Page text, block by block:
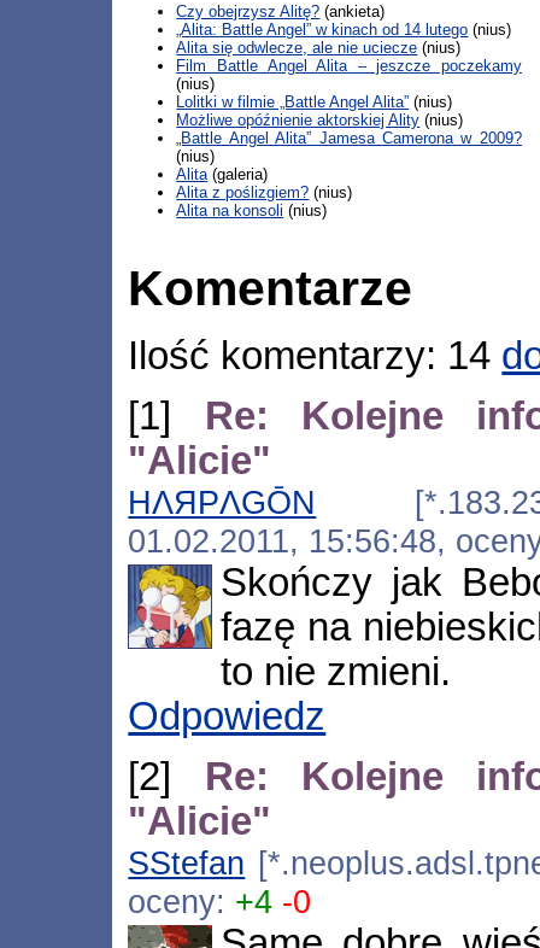
Czy obejrzysz Alitę? (ankieta)
„Alita: Battle Angel” w kinach od 14 lutego (nius)
Alita się odwlecze, ale nie uciecze (nius)
Film Battle Angel Alita – jeszcze poczekamy
(nius)
Lolitki w filmie „Battle Angel Alita” (nius)
Możliwe opóźnienie aktorskiej Ality (nius)
„Battle Angel Alita” Jamesa Camerona w 2009?
(nius)
Alita (galeria)
Alita z poślizgiem? (nius)
Alita na konsoli (nius)
Komentarze
Ilość komentarzy: 14
[1] Re: Kolejne
"Alicie"
HΛЯPΛGŌN
01.02.2011, 15:56:48,
Skończy jak
fazę na
to nie zmieni.
Odpowiedz
[2] Re: Kolejne
"Alicie"
SStefan
oceny: +4 -0